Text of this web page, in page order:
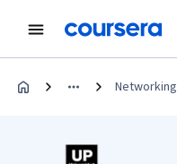
Networking